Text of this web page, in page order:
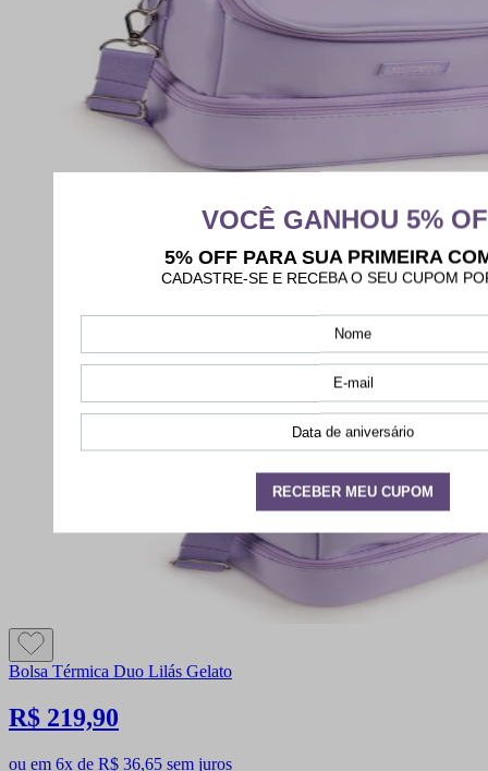
Bolsa Térmica Duo Lilás Gelato
R$ 219,90
ou em 6x de R$ 36,65 sem juros